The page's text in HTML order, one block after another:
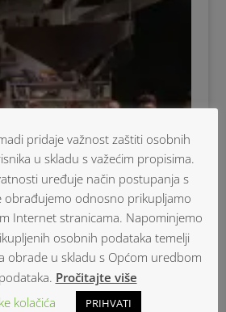
822,50 €
i škola kuhanja za
pridaje važnost zaštiti osobnih
u skladu s važećim propisima.
uređuje način postupanja s
obrađujemo odnosno prikupljamo
Internet stranicama. Napominjemo
osobnih podataka temelji
obrade u skladu s Općom uredbom
Pročitajte više
kolačića
PRIHVATI